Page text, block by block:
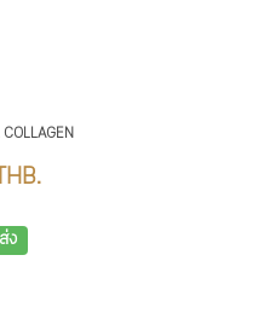
COLLAGEN
ง